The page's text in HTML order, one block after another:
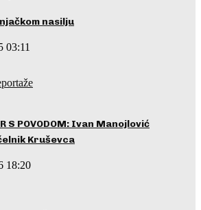
nasilju
03:11
S POVODOM: Ivan Manojlović
Kruševca
18:20